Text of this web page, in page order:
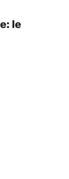
le